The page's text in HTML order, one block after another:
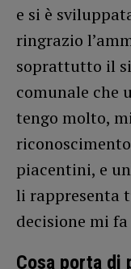
e si è
ringrazio
soprattutto il
comunale che
tengo molto,
piacentini, e
li rappresenta
decisione mi
Cosa porta di